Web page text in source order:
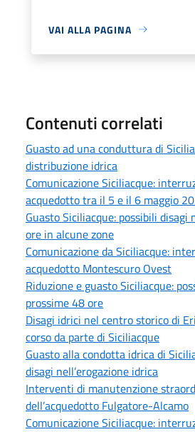
VAI ALLA PAGINA
Contenuti correlati
Guasto ad una conduttura di
distribuzione idrica
Comunicazione Siciliacque:
acquedotto tra il 5 e il 6 maggio
Guasto Siciliacque: possibili disagi
ore in alcune zone
Comunicazione da Siciliacque:
acquedotto Montescuro Ovest
Riduzione e guasto Siciliacque:
prossime 48 ore
Disagi idrici nel centro storico di
corso da parte di Siciliacque
Guasto alla condotta idrica di
disagi nell’erogazione idrica
Interventi di manutenzione
dell’acquedotto Fulgatore-Alcamo
Comunicazione Siciliacque: